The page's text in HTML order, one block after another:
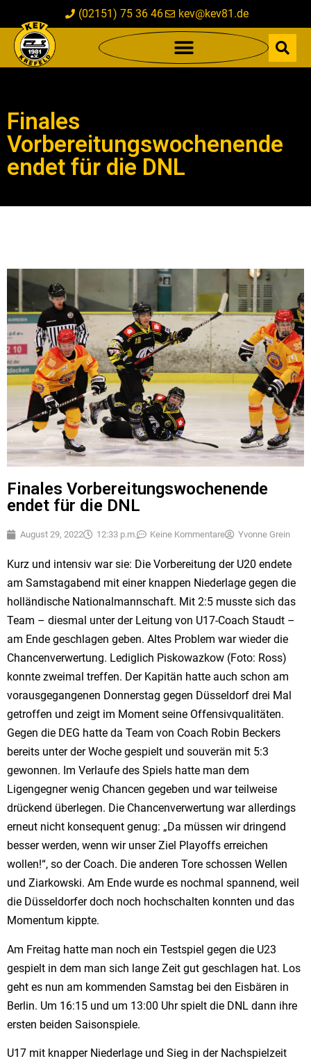
(02151) 75 36 46 kev@kev81.de
Finales
Vorbereitungswochenende
endet für die DNL
Finales Vorbereitungswochenende
endet für die DNL
August 29, 2022 12:33 p.m. Keine Kommentare Yvonne Grein
Kurz und intensiv war sie: Die Vorbereitung der U20 endete
am Samstagabend mit einer knappen Niederlage gegen die
holländische Nationalmannschaft. Mit 2:5 musste sich das
Team – diesmal unter der Leitung von U17-Coach Staudt –
am Ende geschlagen geben. Altes Problem war wieder die
Chancenverwertung. Lediglich Piskowazkow (Foto: Ross)
konnte zweimal treffen. Der Kapitän hatte auch schon am
vorausgegangenen Donnerstag gegen Düsseldorf drei Mal
getroffen und zeigt im Moment seine Offensivqualitäten.
Gegen die DEG hatte da Team von Coach Robin Beckers
bereits unter der Woche gespielt und souverän mit 5:3
gewonnen. Im Verlaufe des Spiels hatte man dem
Ligengegner wenig Chancen gegeben und war teilweise
drückend überlegen. Die Chancenverwertung war allerdings
erneut nicht konsequent genug: „Da müssen wir dringend
besser werden, wenn wir unser Ziel Playoffs erreichen
wollen!“, so der Coach. Die anderen Tore schossen Wellen
und Ziarkowski. Am Ende wurde es nochmal spannend, weil
die Düsseldorfer doch noch hochschalten konnten und das
Momentum kippte.
Am Freitag hatte man noch ein Testspiel gegen die U23
gespielt in dem man sich lange Zeit gut geschlagen hat. Los
geht es nun am kommenden Samstag bei den Eisbären in
Berlin. Um 16:15 und um 13:00 Uhr spielt die DNL dann ihre
ersten beiden Saisonspiele.
U17 mit knapper Niederlage und Sieg in der Nachspielzeit